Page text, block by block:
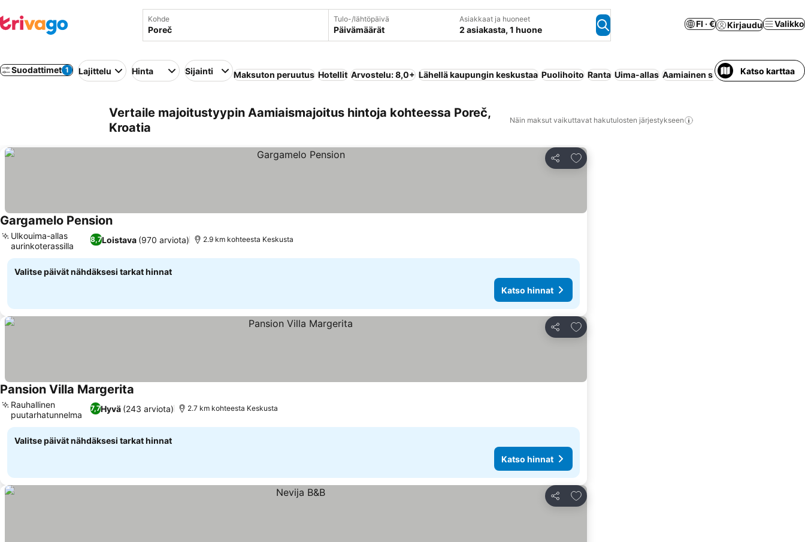
Kohde Tulo-/lähtöpäivä
Päivämäärät
Asiakkaat ja huoneet
2 asiakasta, 1 huone
FI · € Kirjaudu Valikko
Suodattimet 1 Lajittelu Hinta Sijainti Maksuton peruutus Hotellit Arvostelu: 8,0+ Lähellä kaupungin keskustaa Puolihoito Ranta Uima-allas Aamiainen sisältyy hintaan
Katso karttaa
Vertaile majoitustyypin Aamiaismajoitus hintoja kohteessa Poreč,
Kroatia
Näin maksut vaikuttavat hakutulosten järjestykseen
Jaa
Lisää suosikkeihin
Gargamelo PensionKatso hinnat
8,7Loistava (970 arviota)
Ulkouima-allas
aurinkoterassilla
2.9 km kohteesta Keskusta
Valitse päivät nähdäksesi tarkat hinnat
Katso hinnat
Jaa
Lisää suosikkeihin
Pansion Villa Margerita
7,7Hyvä (243 arviota)
Rauhallinen
puutarhatunnelma
2.7 km kohteesta Keskusta
Valitse päivät nähdäksesi tarkat hinnat
Katso hinnat
Jaa
Lisää suosikkeihin